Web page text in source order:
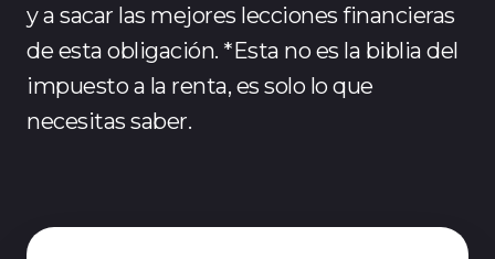
y a sacar las mejores lecciones financieras
de esta obligación. *Esta no es la biblia del
impuesto a la renta, es solo lo que
necesitas saber.